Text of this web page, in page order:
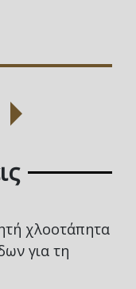
χλοοτάπητα
για τη